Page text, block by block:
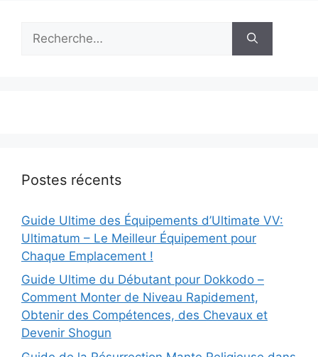
Postes récents
Guide Ultime des Équipements d’Ultimate VV:
Ultimatum – Le Meilleur Équipement pour
Chaque Emplacement !
Guide Ultime du Débutant pour Dokkodo –
Comment Monter de Niveau Rapidement,
Obtenir des Compétences, des Chevaux et
Devenir Shogun